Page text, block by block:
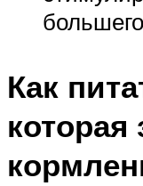
Как
которая